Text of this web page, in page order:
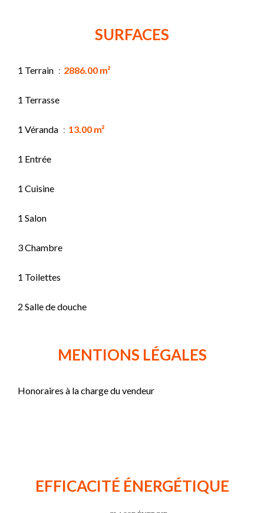
SURFACES
1 Terrain 2886.00 m²
1 Terrasse
1 Véranda 13.00 m²
1 Entrée
1 Cuisine
1 Salon
3 Chambre
1 Toilettes
2 Salle de douche
MENTIONS LÉGALES
Honoraires à la charge du vendeur
EFFICACITÉ ÉNERGÉTIQUE